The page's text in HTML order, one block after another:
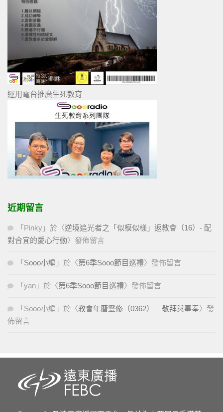
運用電台推廣生死教育
近期留言
「 Pinky 」於〈逆境追光者之「似模似樣」返教會（16）- 配
對合宜的愛心行動〉發佈留言
「 Sooo小編 」於〈第6季Sooo節目巡禮〉發佈留言
「 yan 」於〈第6季Sooo節目巡禮〉發佈留言
「 Sooo小編 」於〈教會年曆靈修（0362） – 敬拜與事奉〉發
佈留言